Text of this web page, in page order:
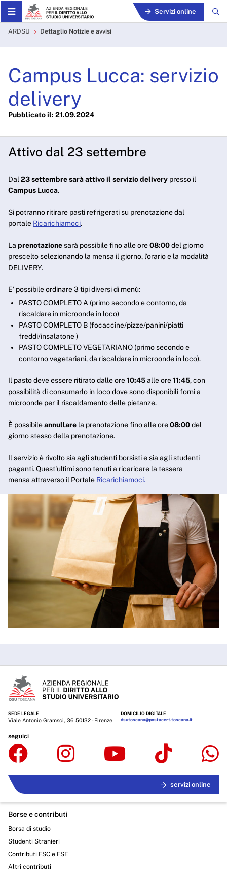
Skip to Main Content Servizi online
Campus Lucca: servizio
ARDSU Dettaglio Notizie e avvisi
Campus Lucca: servizio
delivery
Pubblicato il: 21.09.2024
Attivo dal 23 settembre
Dal23 settembre sarà attivo il servizio delivery presso il
Campus Lucca.
Si potranno ritirare pasti refrigerati su prenotazione dal
portale Ricarichiamoci.
La prenotazionesarà possibile fino alle ore08:00del giorno
prescelto selezionando la mensa il giorno, l'orario e la modalità
DELIVERY.
E' possibile ordinare 3 tipi diversi di menù:
PASTO COMPLETO A (primo secondo e contorno, da
riscaldare in microonde in loco)
PASTO COMPLETO B (focaccine/pizze/panini/piatti
freddi/insalatone )
PASTO COMPLETO VEGETARIANO (primo secondo e
contorno vegetariani, da riscaldare in microonde in loco).
Il pasto deve essere ritirato dalle ore10:45alle ore11:45, con
possibilità di consumarlo in loco dove sono disponibili forni a
microonde per il riscaldamento delle pietanze.
È possibileannullare la prenotazione fino alle ore08:00del
giorno stesso della prenotazione.
Il servizio è rivolto sia agli studenti borsisti e sia agli studenti
paganti. Quest'ultimi sono tenuti a ricaricare la tessera
mensa attraverso il Portale Ricarichiamoci.
SEDE LEGALE
Viale Antonio Gramsci, 36 50132 - Firenze
DOMICILIO DIGITALE
dsutoscana@postacert.toscana.it
seguici
servizi online
Borse e contributi
Borsa di studio
Studenti Stranieri
Contributi FSC e FSE
Altri contributi